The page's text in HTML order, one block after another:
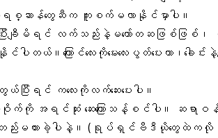
တိရစ္ဆာန်တွေဆီက ကူးစက်မလာနိုင်မှာပါ။
ပြီးချီမိရင် လက်သည်းနဲ့မတော်တဆဖြစ်ဖြစ်
။ကြောင်လေးကိုမေးလေးပွတ်ပေးတာ၊ခေါင်းနဲ့ကျ
းရင် ကလေးကိုလက်ဆေးပေးပါ။
က်ကို အရင်ဆုံး ဆေးကြောသန့်စင်ပါ။ ဆရာဝန်
တည်းမထားခဲ့ပါနဲ့။ (ရုပ်ရှင်ဗီဒီယိုတွေထဲက